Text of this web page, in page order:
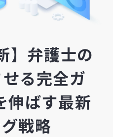
】弁護士の
る完全ガ
伸ばす最新
戦略